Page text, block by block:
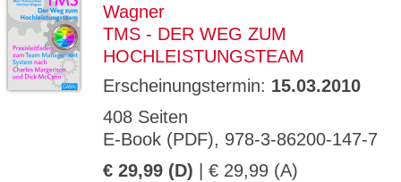
Wagner
TMS - DER WEG ZUM
HOCHLEISTUNGSTEAM
Erscheinungstermin: 15.03.2010
408 Seiten
E-Book (PDF), 978-3-86200-147-7
€ 29,99 (D) | € 29,99 (A)